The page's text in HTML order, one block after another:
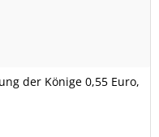
der Könige 0,55 Euro,